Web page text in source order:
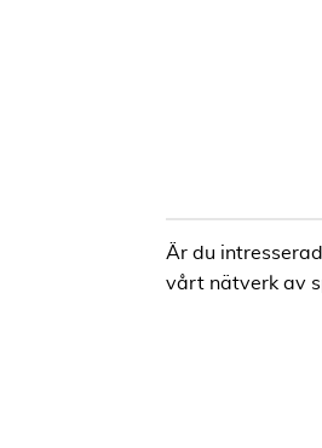
Är du
vårt nätverk av